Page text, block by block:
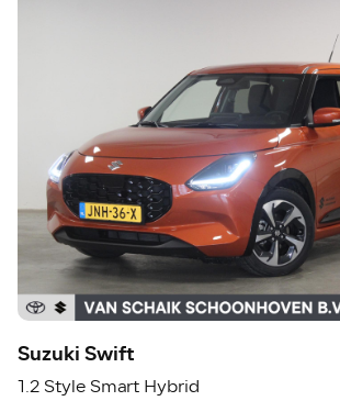
Suzuki Swift
1.2 Style Smart Hybrid